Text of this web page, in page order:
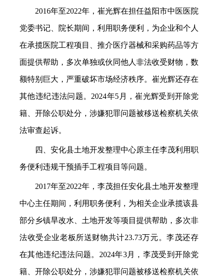
2016年至2022年，崔光辉在担任益阳市中医医院
党委书记、院长期间，利用职务便利，为企业和个人
在承揽医院工程项目、推介医疗器械和采购药品等方
面提供帮助，多次单独或伙同他人非法收受财物，数
额特别巨大，严重破坏市场经济秩序。崔光辉还存在
其他违纪违法问题。2024年5月，崔光辉受到开除党
籍、开除公职处分，涉嫌犯罪问题被移送检察机关依
法审查起诉。
四、安化县土地开发整理中心原主任李茂利用职
务便利违规干预插手工程项目等问题。
2017年至2022年，李茂担任安化县土地开发整理
中心主任期间，利用职务便利，为相关企业承揽该县
部分乡镇旱改水、土地开发等项目提供帮助，多次非
法收受企业老板所送财物共计23.73万元。李茂还存
在其他违纪违法问题。2024年3月，李茂受到开除党
籍、开除公职处分，涉嫌犯罪问题被移送检察机关依